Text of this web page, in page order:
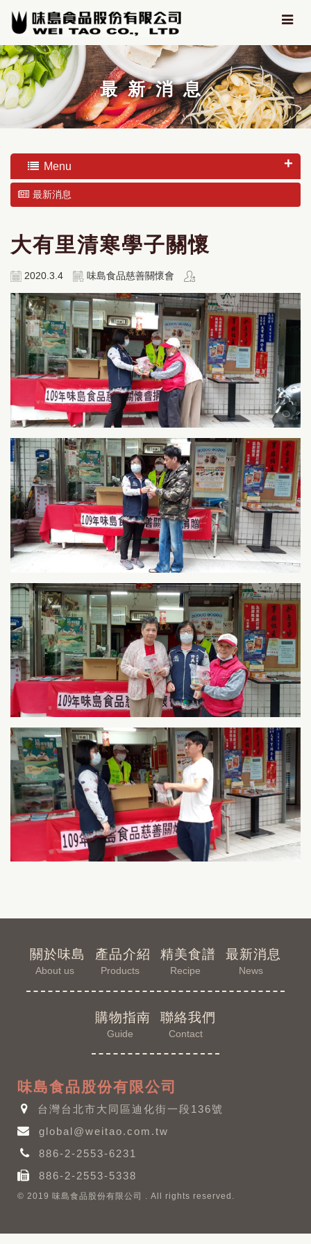
最新消息
Menu
最新消息
大有里清寒學子關懷
2020.3.4 味島食品慈善關懷會
關於味島
About us
產品介紹
Products
精美食譜
Recipe
最新消息
News
購物指南
Guide
聯絡我們
Contact
味島食品股份有限公司
台灣台北市大同區迪化街一段136號
global@weitao.com.tw
886-2-2553-6231
886-2-2553-5338
© 2019 味島食品股份有限公司 . All rights reserved.